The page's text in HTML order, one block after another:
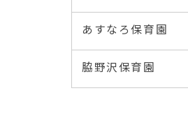
あすなろ保育園
脇野沢保育園